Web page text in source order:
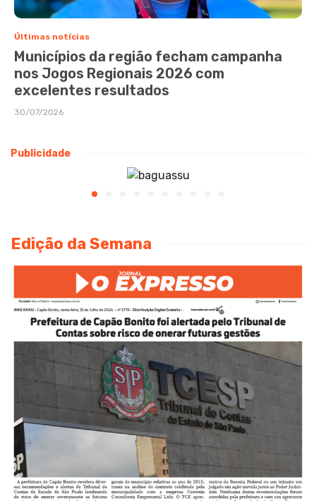
Últimas notícias
Municípios da região fecham campanha
nos Jogos Regionais 2026 com
excelentes resultados
30/07/2026
Publicidade
Edição da Semana